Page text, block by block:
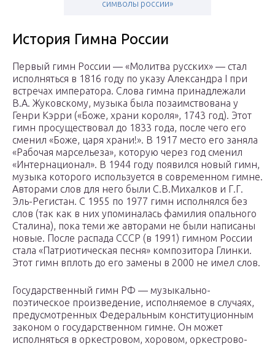
символы россии»
История Гимна России
Первый гимн России — «Молитва русских» — стал
исполняться в 1816 году по указу Александра I при
встречах императора. Слова гимна принадлежали
В.А. Жуковскому, музыка была позаимствована у
Генри Кэрри («Боже, храни короля», 1743 год). Этот
гимн просуществовал до 1833 года, после чего его
сменил «Боже, царя храни!». В 1917 место его заняла
«Рабочая марсельеза», которую через год сменил
«Интернационал». В 1944 году появился новый гимн,
музыка которого используется в современном гимне.
Авторами слов для него были С.В.Михалков и Г.Г.
Эль-Регистан. С 1955 по 1977 гимн исполнялся без
слов (так как в них упоминалась фамилия опального
Сталина), пока теми же авторами не были написаны
новые. После распада СССР (в 1991) гимном России
стала «Патриотическая песня» композитора Глинки.
Этот гимн вплоть до его замены в 2000 не имел слов.
Государственный гимн РФ — музыкально-
поэтическое произведение, исполняемое в случаях,
предусмотренных Федеральным конституционным
законом о государственном гимне. Он может
исполняться в оркестровом, хоровом, оркестрово-